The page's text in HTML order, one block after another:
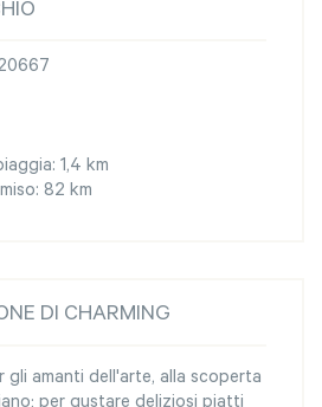
1,4 km
82 km
DI CHARMING
gli amanti dell'arte, alla scoperta